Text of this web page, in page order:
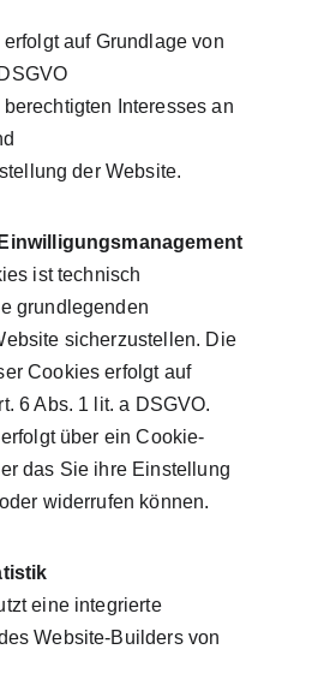
auf Grundlage von
Interesses an
der Website.
ist technisch
grundlegenden
sicherzustellen. Die
Cookies erfolgt auf
6 Abs. 1 lit. a DSGVO.
über ein Cookie-
das Sie ihre Einstellung
widerrufen können.
eine integrierte
Website-Builders von